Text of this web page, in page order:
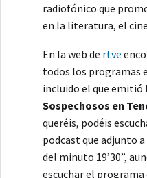
radiofónico que
en la literatura, el
En la web de rtve
todos los programas
incluido el que emitió
Sospechosos en
queréis, podéis
podcast que adjunto
del minuto 19’30”,
escuchar el programa